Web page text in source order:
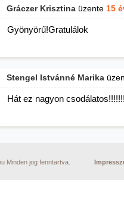
Gráczer Krisztina üzente 15
Gyönyörű!Gratulálok
Stengel Istvánné Marika
Hát ez nagyon
Minden jog fenntartva.